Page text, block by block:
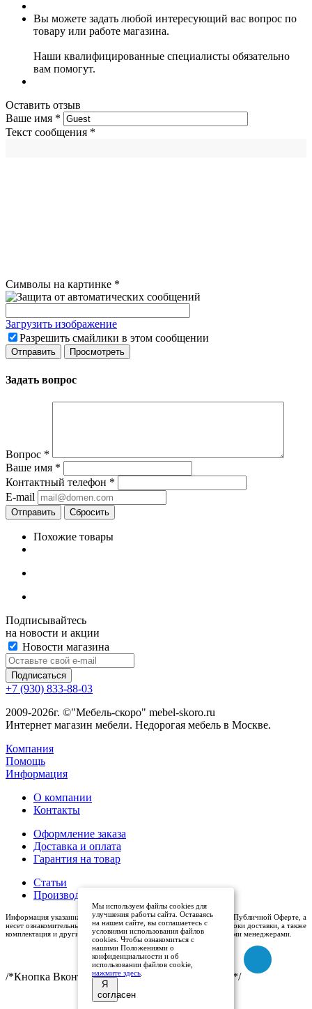
Вы можете задать любой интересующий вас вопрос по
товару или работе магазина.
Наши квалифицированные специалисты обязательно
вам помогут.
Оставить отзыв
Ваше имя *
Текст сообщения *
Символы на картинке *
Загрузить изображение
Разрешить смайлики в этом сообщении
Задать вопрос
Вопрос *
Ваше имя *
Контактный телефон *
E-mail
Сбросить
Похожие товары
Подписывайтесь
на новости и акции
Новости магазина
+7 (930) 833-88-03
2009-2026г. ©"Мебель-скоро" mebel-skoro.ru
Интернет магазин мебели. Недорогая мебель в Москве.
Компания
Помощь
Информация
О компании
Контакты
Оформление заказа
Доставка и оплата
Гарантия на товар
Статьи
Производители
Информация указанная на сайте (описания и цены), не относится к Публичной Оферте, а
несет ознакомительный характер. Окончательная цена, условия и сроки доставки, а также
комплектация и другие характеристики товаров - уточняются нашими менеджерами.
/*Кнопка Вконтакте (международный логотип)*/
Мы используем файлы cookies для
улучшения работы сайта. Оставаясь
на нашем сайте, вы соглашаетесь с
условиями использования файлов
cookies. Чтобы ознакомиться с
нашими Положениями о
конфиденциальности и об
использовании файлов cookie,
нажмите здесь
Я
согласен